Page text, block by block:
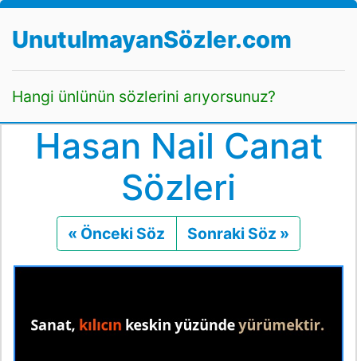
UnutulmayanSözler.com
Hangi ünlünün sözlerini arıyorsunuz?
Hasan Nail Canat
Sözleri
« Önceki Söz Önceki
Sonraki Söz »